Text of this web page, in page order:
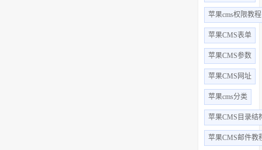
苹果cms权限教程
苹果CMS表单
苹果CMS参数
苹果CMS网址
苹果cms分类
苹果CMS目录结
苹果CMS邮件教